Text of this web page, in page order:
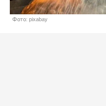
Фото: pixabay